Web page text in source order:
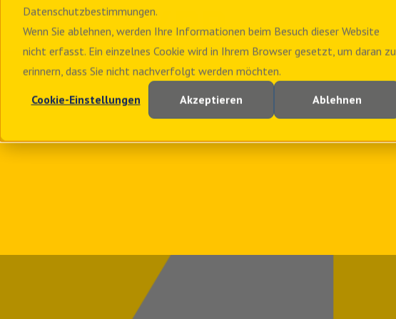
Datenschutzbestimmungen.
Wenn Sie ablehnen, werden Ihre Informationen beim Besuch dieser Website
nicht erfasst. Ein einzelnes Cookie wird in Ihrem Browser gesetzt, um daran zu
erinnern, dass Sie nicht nachverfolgt werden möchten.
Cookie-Einstellungen Akzeptieren Ablehnen